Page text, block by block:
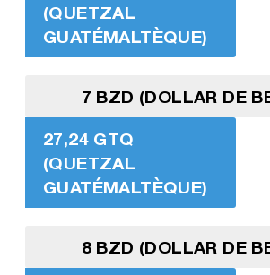
(QUETZAL
GUATÉMALTÈQUE)
7 BZD (DOLLAR DE
27,24 GTQ
(QUETZAL
GUATÉMALTÈQUE)
8 BZD (DOLLAR DE